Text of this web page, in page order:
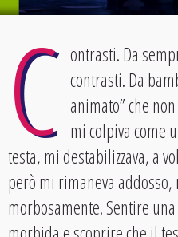
C ontrasti. Da
contrasti. Da
animato” che
mi colpiva come
testa, mi destabilizzava, a
però mi rimaneva addosso,
morbosamente. Sentire